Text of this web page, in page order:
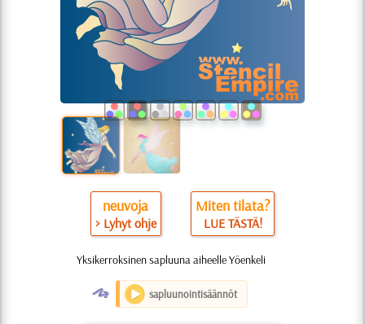
neuvoja
> Lyhyt ohje
Miten tilata?
LUE TÄSTÄ!
Yksikerroksinen sapluuna aiheelle Yöenkeli
O sapluunointisäännöt